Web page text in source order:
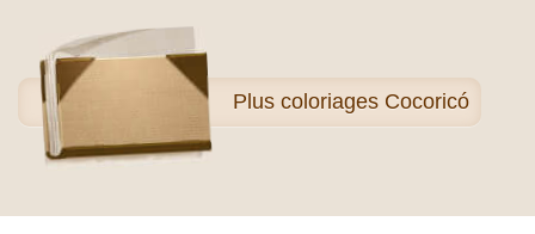
Plus coloriages Cocoricó